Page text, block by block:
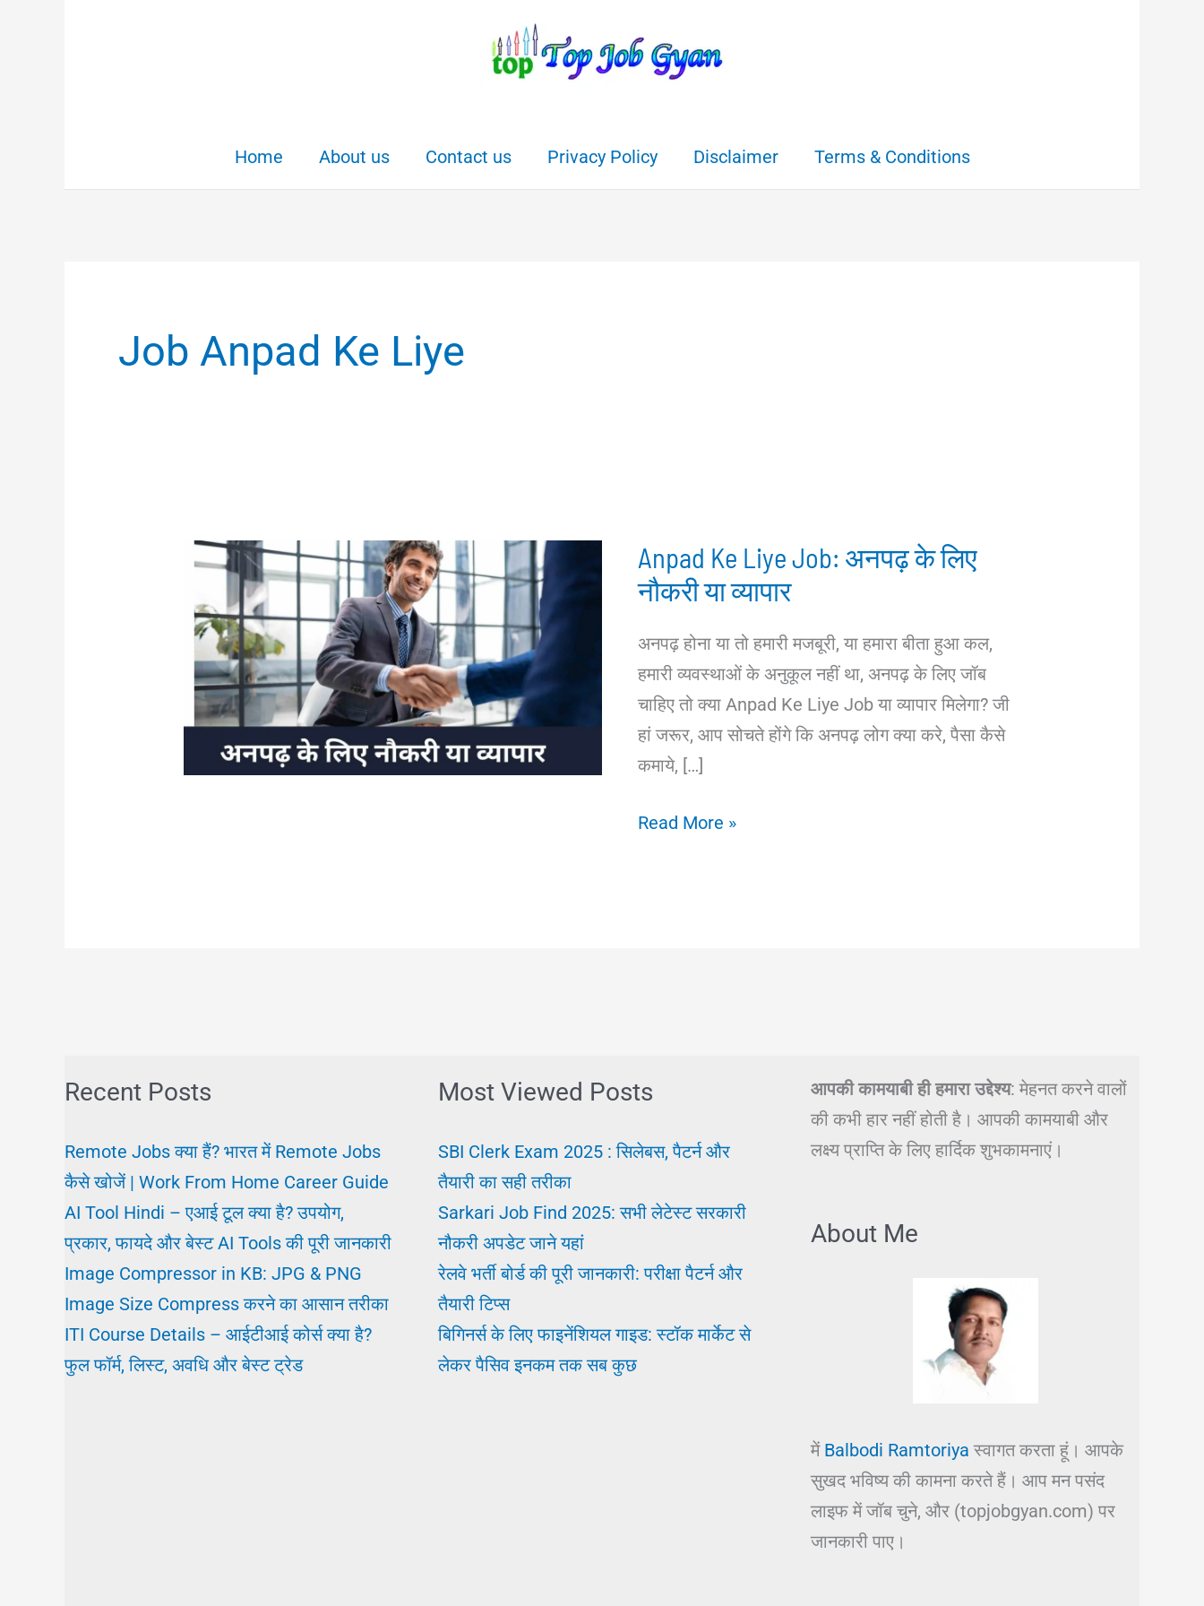
Home About us Contact us Privacy Policy Disclaimer Terms & Conditions
Job Anpad Ke Liye
Anpad Ke Liye Job: अनपढ़ के लिए
नौकरी या व्यापार
अनपढ़ होना या तो हमारी मजबूरी, या हमारा बीता हुआ कल,
हमारी व्यवस्थाओं के अनुकूल नहीं था, अनपढ़ के लिए जॉब
चाहिए तो क्या Anpad Ke Liye Job या व्यापार मिलेगा? जी
हां जरूर, आप सोचते होंगे कि अनपढ़ लोग क्या करे, पैसा कैसे
कमाये, […]
Anpad
व्यापार
Read More »
Recent Posts
Remote Jobs क्या हैं? भारत में Remote Jobs
कैसे खोजें | Work From Home Career Guide
AI Tool Hindi – एआई टूल क्या है? उपयोग,
प्रकार, फायदे और बेस्ट AI Tools की पूरी जानकारी
Image Compressor in KB: JPG & PNG
Image Size Compress करने का आसान तरीका
ITI Course Details – आईटीआई कोर्स क्या है?
फुल फॉर्म, लिस्ट, अवधि और बेस्ट ट्रेड
Most Viewed Posts
SBI Clerk Exam 2025 : सिलेबस, पैटर्न और
तैयारी का सही तरीका
Sarkari Job Find 2025: सभी लेटेस्ट सरकारी
नौकरी अपडेट जाने यहां
रेलवे भर्ती बोर्ड की पूरी जानकारी: परीक्षा पैटर्न और
तैयारी टिप्स
बिगिनर्स के लिए फाइनेंशियल गाइड: स्टॉक मार्केट से
लेकर पैसिव इनकम तक सब कुछ
आपकी कामयाबी ही हमारा उद्देश्य: मेहनत करने वालों
की कभी हार नहीं होती है। आपकी कामयाबी और
लक्ष्य प्राप्ति के लिए हार्दिक शुभकामनाएं।
About Me
में Balbodi Ramtoriya स्वागत करता हूं। आपके
सुखद भविष्य की कामना करते हैं। आप मन पसंद
लाइफ में जॉब चुने, और (topjobgyan.com) पर
जानकारी पाए।